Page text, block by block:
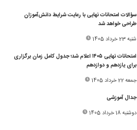
سؤالات امتحانات نهایی با رعایت شرایط دانش‌آموزان
طراحی خواهد شد
شنبه 23 خرداد 1405
امتحانات نهایی ۱۴۰۵ اعلام شد؛ جدول کامل زمان برگزاری
برای یازدهم و دوازدهم
جمعه 22 خرداد 1405
جدال آموزشی
دوشنبه 18 خرداد 1405